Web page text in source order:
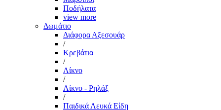
Ποδήλατα
view more
Δωμάτιο
Διάφορα Αξεσουάρ
/
Κρεβάτια
/
Λίκνο
/
Λίκνο - Ρηλάξ
/
Παιδικά Λευκά Είδη